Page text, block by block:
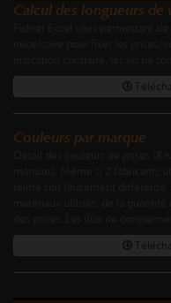
Calcul des longueurs de
Couleurs par marque